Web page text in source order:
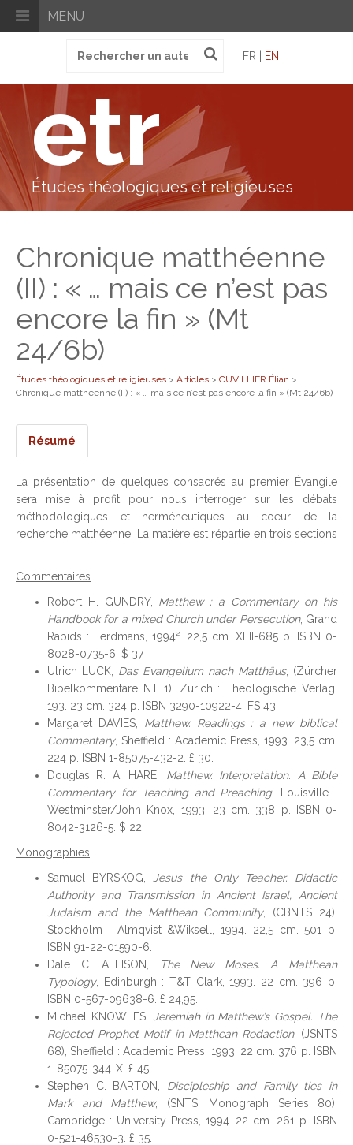
MENU
pour
FR | EN
etr
Études théologiques et religieuses
Chronique matthéenne
(II) : « … mais ce n’est pas
encore la fin » (Mt
24/6b)
Études théologiques et religieuses > Articles > CUVILLIER Élian >
Chronique matthéenne (II) : « … mais ce n’est pas encore la fin » (Mt 24/6b)
Résumé
La présentation de quelques consacrés au premier Évangile
sera mise à profit pour nous interroger sur les débats
méthodologiques et herméneutiques au coeur de la
recherche matthéenne. La matière est répartie en trois sections
:
Commentaires
Robert H. GUNDRY, Matthew : a Commentary on his
Handbook for a mixed Church under Persecution, Grand
Rapids : Eerdmans, 1994². 22,5 cm. XLII-685 p. ISBN 0-
8028-0735-6. $ 37
Ulrich LUCK, Das Evangelium nach Matthäus, (Zürcher
Bibelkommentare NT 1), Zürich : Theologische Verlag,
193. 23 cm. 324 p. ISBN 3290-10922-4. FS 43.
Margaret DAVIES, Matthew. Readings : a new biblical
Commentary, Sheffield : Academic Press, 1993. 23,5 cm.
224 p. ISBN 1-85075-432-2. £ 30.
Douglas R. A. HARE, Matthew. Interpretation. A Bible
Commentary for Teaching and Preaching, Louisville :
Westminster/John Knox, 1993. 23 cm. 338 p. ISBN 0-
8042-3126-5. $ 22.
Monographies
Samuel BYRSKOG,
Jesus the Only Teacher. Didactic
Authority and Transmission in Ancient Israel, Ancient
Judaism and the Matthean Community, (CBNTS 24),
Stockholm : Almqvist &Wiksell, 1994. 22,5 cm. 501 p.
ISBN 91-22-01590-6.
Dale C. ALLISON,
The New Moses. A Matthean
Typology, Edinburgh : T&T Clark, 1993. 22 cm. 396 p.
ISBN 0-567-09638-6. £ 24,95.
Michael KNOWLES,
Jeremiah in Matthew’s Gospel. The
Rejected Prophet Motif in Matthean Redaction, (JSNTS
68), Sheffield : Academic Press, 1993. 22 cm. 376 p. ISBN
1-85075-344-X. £ 45.
Stephen C. BARTON, Discipleship and Family ties in
Mark and Matthew, (SNTS, Monograph Series 80),
Cambridge : University Press, 1994. 22 cm. 261 p. ISBN
0-521-46530-3. £ 35.